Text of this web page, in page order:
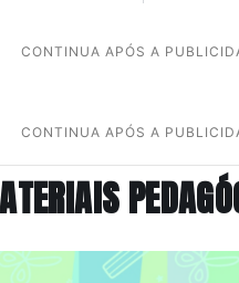
CONTINUA APÓS A
CONTINUA APÓS A